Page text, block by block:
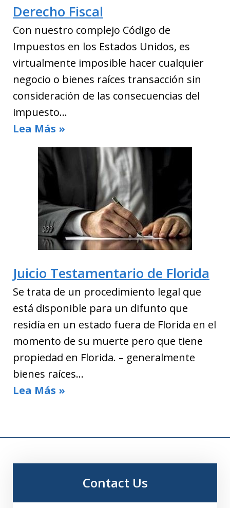
Derecho Fiscal
Con nuestro complejo Código de
Impuestos en los Estados Unidos, es
virtualmente imposible hacer cualquier
negocio o bienes raíces transacción sin
consideración de las consecuencias del
impuesto…
Lea Más »
Juicio Testamentario de Florida
Se trata de un procedimiento legal que
está disponible para un difunto que
residía en un estado fuera de Florida en el
momento de su muerte pero que tiene
propiedad en Florida. – generalmente
bienes raíces…
Lea Más »
Contact Us